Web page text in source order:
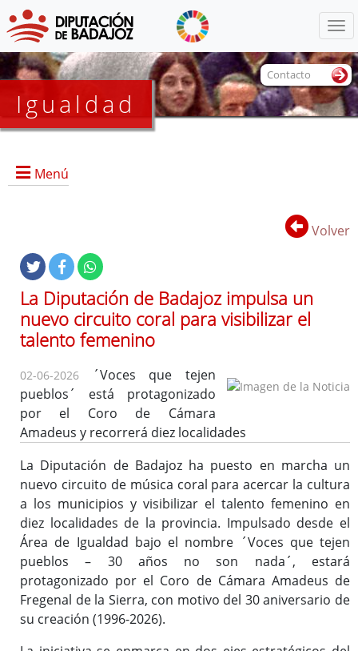
Igualdad
Menú
Portada
Enlaces de interés
Volver
La Diputación de Badajoz impulsa un
nuevo circuito coral para visibilizar el
talento femenino
02-06-2026 ´Voces que tejen
pueblos´ está protagonizado
por el Coro de Cámara
Amadeus y recorrerá diez localidades
La Diputación de Badajoz ha puesto en marcha un
nuevo circuito de música coral para acercar la cultura
a los municipios y visibilizar el talento femenino en
diez localidades de la provincia. Impulsado desde el
Área de Igualdad bajo el nombre ´Voces que tejen
pueblos – 30 años no son nada´, estará
protagonizado por el Coro de Cámara Amadeus de
Fregenal de la Sierra, con motivo del 30 aniversario de
su creación (1996-2026).
Contacto